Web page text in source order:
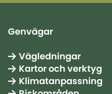
Genvägar
Vägledningar
Kartor och verktyg
Klimatanpassning